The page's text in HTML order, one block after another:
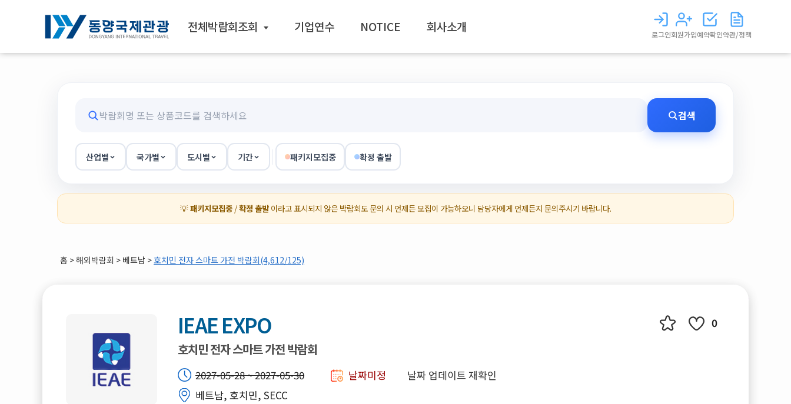
전체박람회조회 기업연수 NOTICE 회사소개
로그인회원가입예약확인약관/정책
검색
산업별 국가별 도시별 기간 패키지모집중 확정 출발
💡패키지모집중/확정 출발이라고 표시되지 않은 박람회도 문의 시 언제든 모집이 가능하오니 담당자에게 언제든지 문의주시기 바랍니다.
홈 >해외박람회 > 베트남 >호치민 전자 스마트 가전 박람회(4,612/125)
IEAE EXPO
호치민 전자 스마트 가전 박람회
2027-05-28 ~ 2027-05-30 날짜미정
날짜 업데이트 재확인
베트남, 호치민, SECC
0